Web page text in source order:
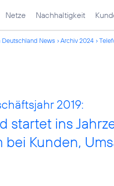
Netze Nachhaltigkeit
Deutschland News Archiv 2024
2019:
startet ins
Kunden,